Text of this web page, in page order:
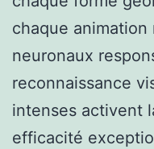
chaque
neuronaux
reconnaissance
intenses activent
efficacité